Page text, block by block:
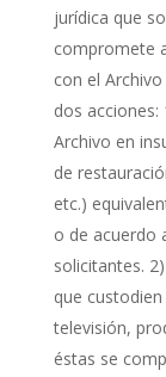
jurídica que
compromete
con el
dos acciones:
Archivo en
de
etc.)
o de acuerdo
solicitantes.
que
televisión,
éstas se